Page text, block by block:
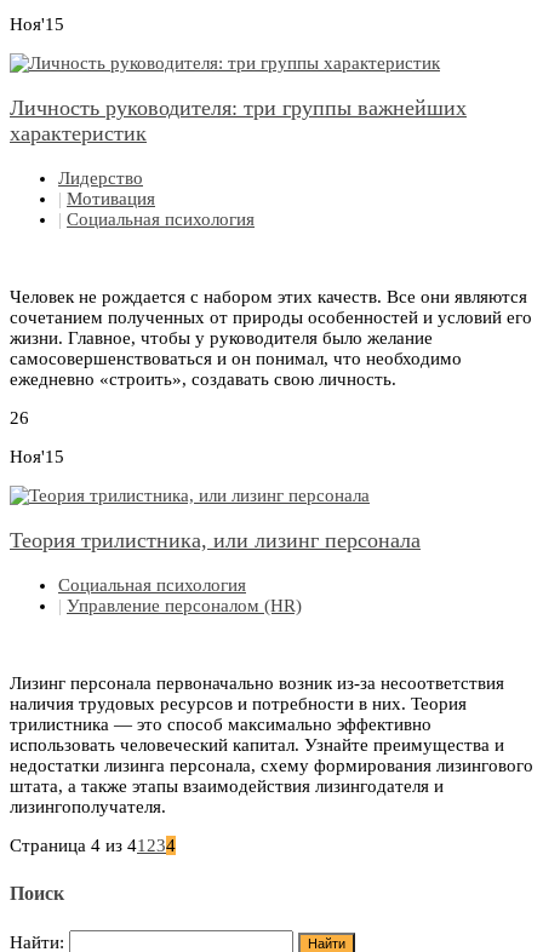
Ноя'15
Личность руководителя: три группы важнейших
характеристик
Лидерство
| Мотивация
| Социальная психология
Человек не рождается с набором этих качеств. Все они являются
сочетанием полученных от природы особенностей и условий его
жизни. Главное, чтобы у руководителя было желание
самосовершенствоваться и он понимал, что необходимо
ежедневно «строить», создавать свою личность.
26
Ноя'15
Теория трилистника, или лизинг персонала
Социальная психология
| Управление персоналом (HR)
Лизинг персонала первоначально возник из-за несоответствия
наличия трудовых ресурсов и потребности в них. Теория
трилистника — это способ максимально эффективно
использовать человеческий капитал. Узнайте преимущества и
недостатки лизинга персонала, схему формирования лизингового
штата, а также этапы взаимодействия лизингодателя и
лизингополучателя.
Страница 4 из 41234
Поиск
Найти: